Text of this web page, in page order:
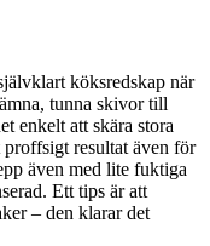
köksredskap när
tunna skivor till
enkelt att skära stora
resultat även för
även med lite fuktiga
Ett tips är att
– den klarar det